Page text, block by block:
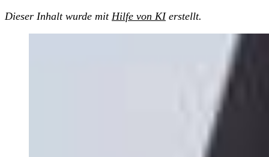
Dieser Inhalt wurde mit Hilfe von KIerstellt.